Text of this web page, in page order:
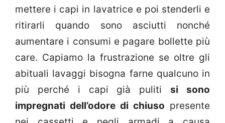
mettere i capi in lavatrice e poi stenderli e
ritirarli quando sono asciutti nonché
aumentare i consumi e pagare bollette più
care. Capiamo la frustrazione se oltre gli
abituali lavaggi bisogna farne qualcuno in
più perché i capi già pulitisi sono
impregnati dell’odore di chiuso presente